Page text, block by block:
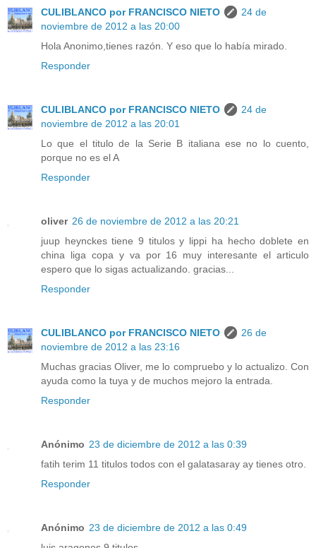
CULIBLANCO por FRANCISCO NIETO
24 de
noviembre de 2012 a las 20:00
Hola Anonimo,tienes razón. Y eso que lo había mirado.
Responder
CULIBLANCO por FRANCISCO NIETO
24 de
noviembre de 2012 a las 20:01
Lo que el titulo de la Serie B italiana ese no lo cuento,
porque no es el A
Responder
oliver 26 de noviembre de 2012 a las 20:21
juup heynckes tiene 9 titulos y lippi ha hecho doblete en
china liga copa y va por 16 muy interesante el articulo
espero que lo sigas actualizando. gracias...
Responder
CULIBLANCO por FRANCISCO NIETO
26 de
noviembre de 2012 a las 23:16
Muchas gracias Oliver, me lo compruebo y lo actualizo. Con
ayuda como la tuya y de muchos mejoro la entrada.
Responder
Anónimo 23 de diciembre de 2012 a las 0:39
fatih terim 11 titulos todos con el galatasaray ay tienes otro.
Responder
Anónimo 23 de diciembre de 2012 a las 0:49